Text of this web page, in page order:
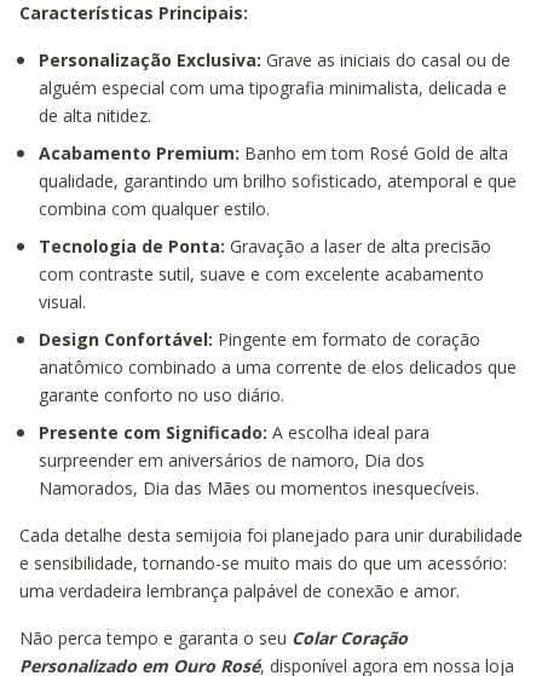
Características Principais:
Personalização Exclusiva: Grave as iniciais do casal ou de
alguém especial com uma tipografia minimalista, delicada e
de alta nitidez.
Acabamento Premium: Banho em tom Rosé Gold de alta
qualidade, garantindo um brilho sofisticado, atemporal e que
combina com qualquer estilo.
Tecnologia de Ponta: Gravação a laser de alta precisão
com contraste sutil, suave e com excelente acabamento
visual.
Design Confortável: Pingente em formato de coração
anatômico combinado a uma corrente de elos delicados que
garante conforto no uso diário.
Presente com Significado: A escolha ideal para
surpreender em aniversários de namoro, Dia dos
Namorados, Dia das Mães ou momentos inesquecíveis.
Cada detalhe desta semijoia foi planejado para unir durabilidade
e sensibilidade, tornando-se muito mais do que um acessório:
uma verdadeira lembrança palpável de conexão e amor.
Não perca tempo e garanta o seu Colar Coração
Personalizado em Ouro Rosé, disponível agora em nossa loja